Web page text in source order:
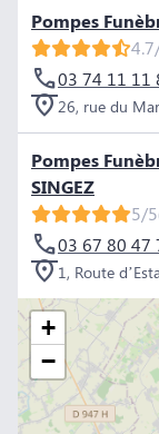
Pompes
03 74 11 11
26, rue du
Pompes
SINGEZ
5/5
03 67 80 47
1, Route
+
−